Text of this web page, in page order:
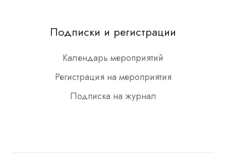
Подписки и регистрации
Календарь мероприятий
Регистрация на мероприятия
Подписка на журнал